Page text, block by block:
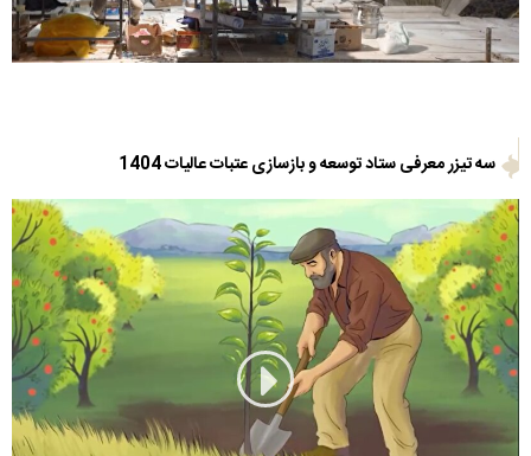
سه تیزر معرفی ستاد توسعه و بازسازی عتبات عالیات 1404